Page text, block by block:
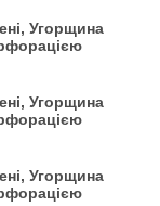
Угорщина
Угорщина
Угорщина